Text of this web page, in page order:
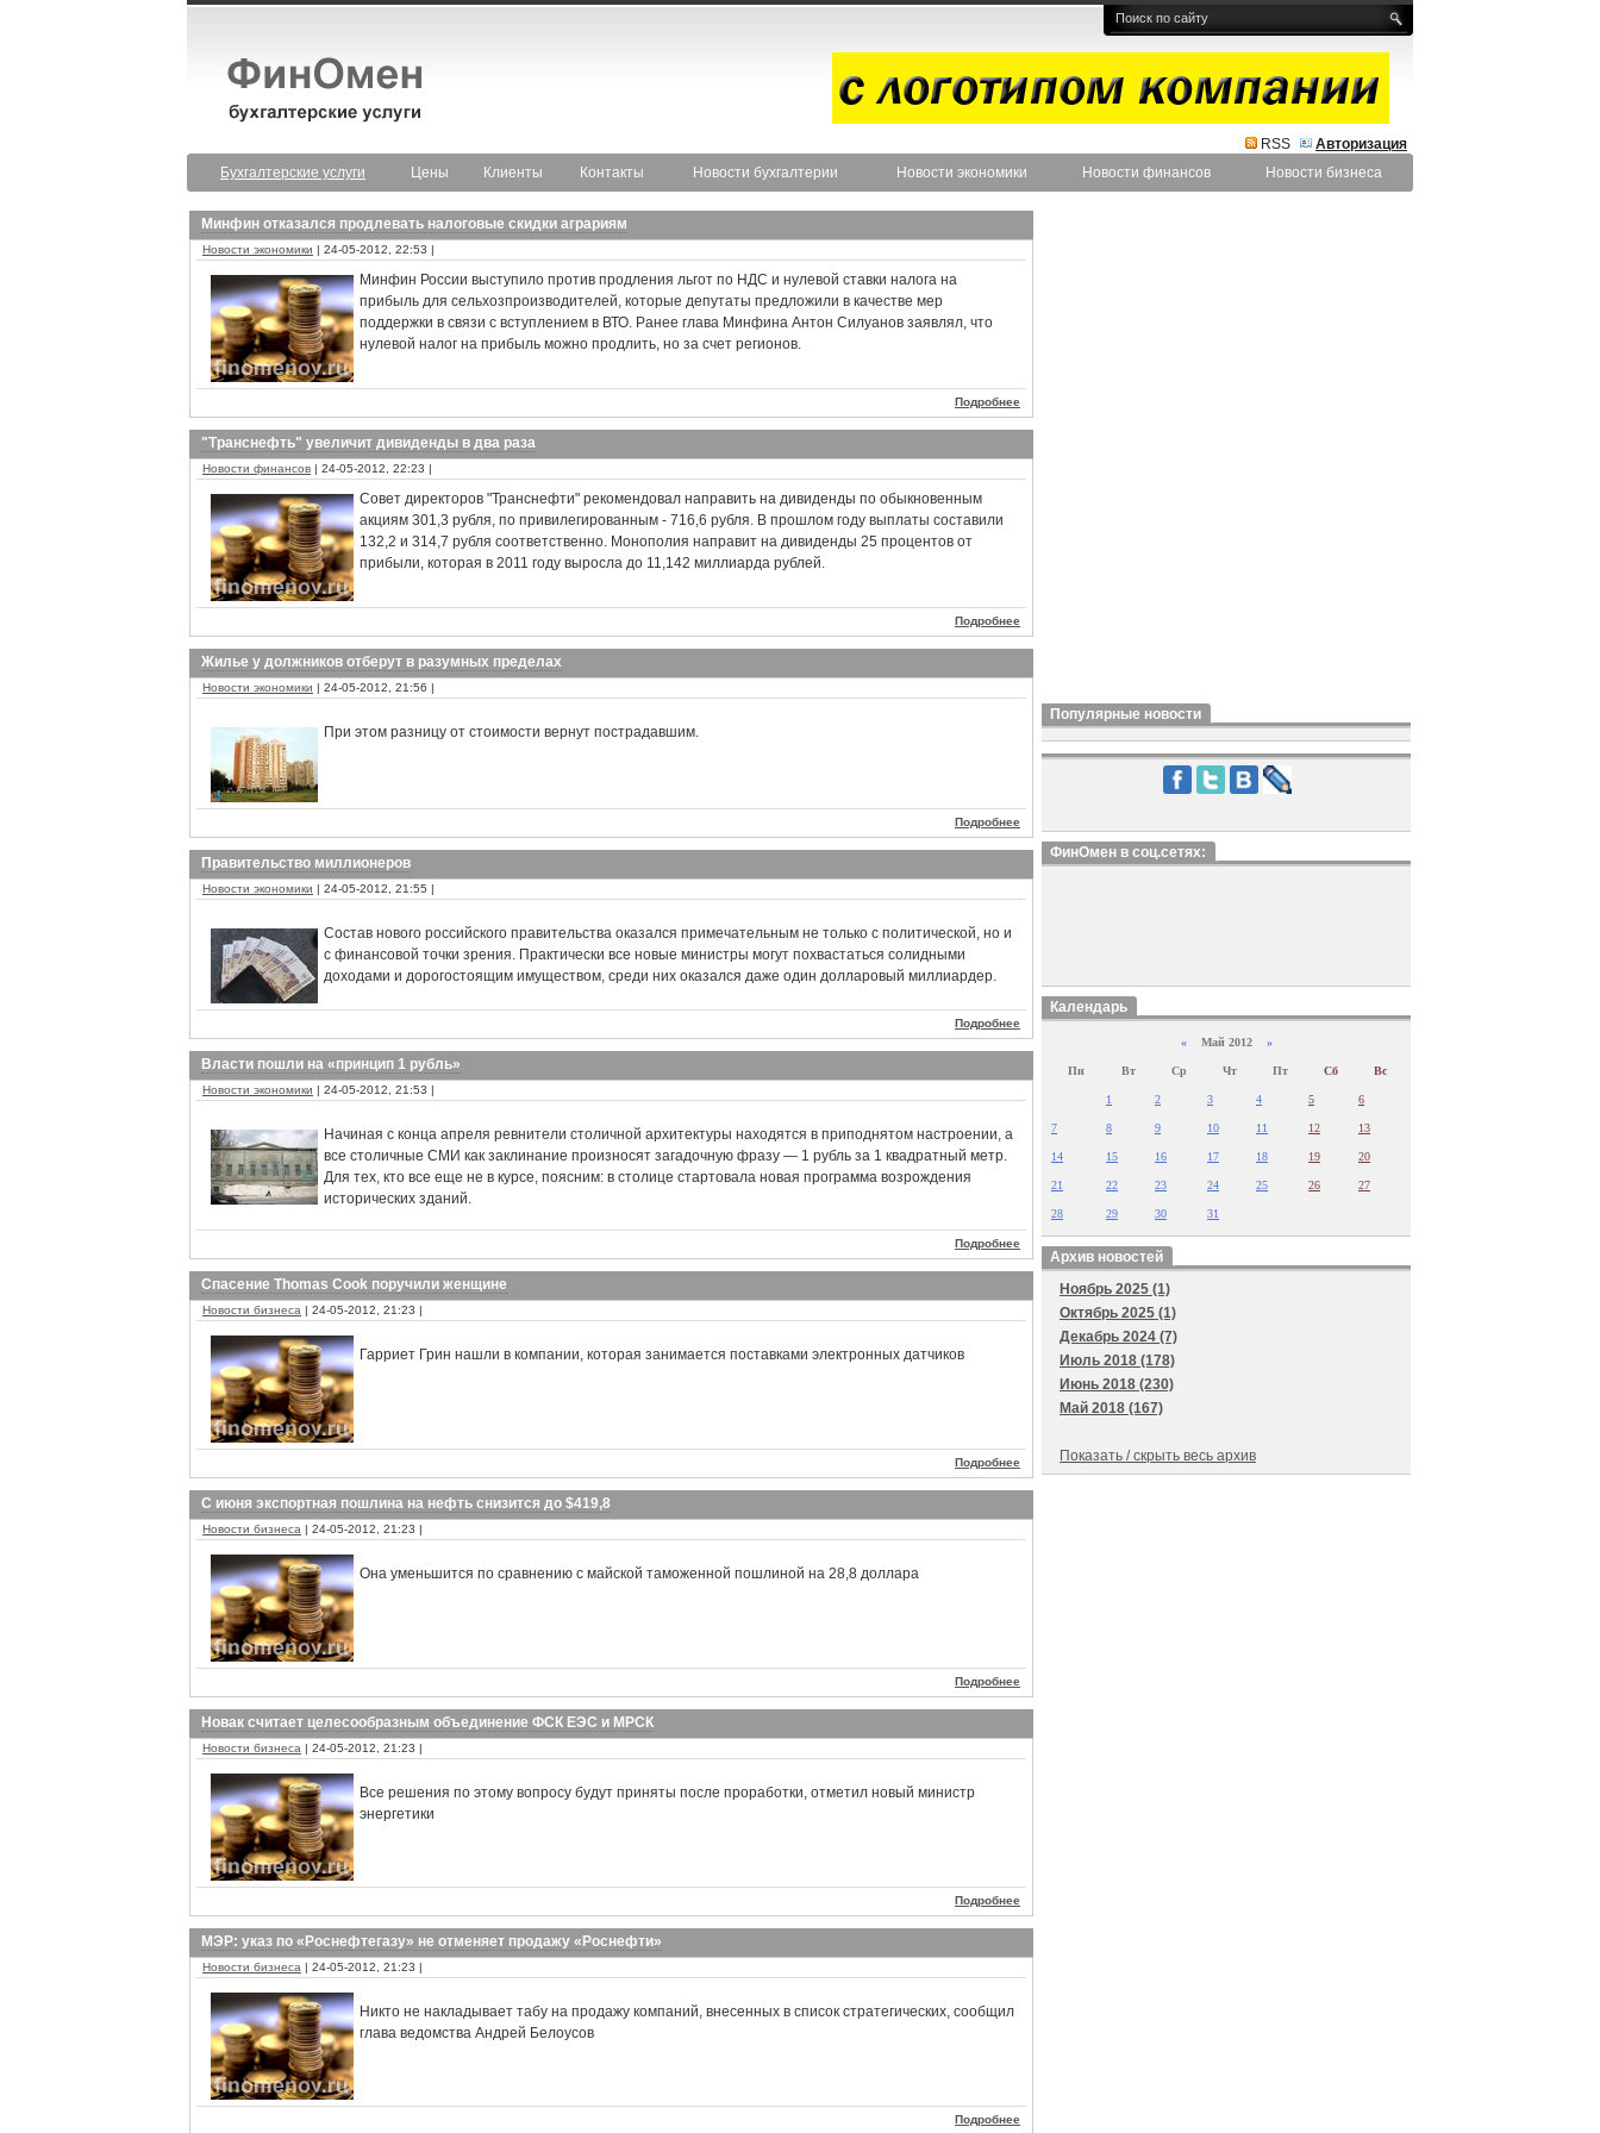
RSS
Авторизация
Бухгалтерские услуги
Цены Клиенты Контакты Новости бухгалтерии Новости экономики Новости финансов Новости бизнеса
Минфин отказался продлевать налоговые скидки аграриям
Новости экономики | 24-05-2012, 22:53 |
Минфин России выступило против продления льгот по НДС и нулевой ставки налога на
прибыль для сельхозпроизводителей, которые депутаты предложили в качестве мер
поддержки в связи с вступлением в ВТО. Ранее глава Минфина Антон Силуанов заявлял, что
нулевой налог на прибыль можно продлить, но за счет регионов.
Подробнее
"Транснефть" увеличит дивиденды в два раза
Новости финансов | 24-05-2012, 22:23 |
Совет директоров "Транснефти" рекомендовал направить на дивиденды по обыкновенным
акциям 301,3 рубля, по привилегированным - 716,6 рубля. В прошлом году выплаты составили
132,2 и 314,7 рубля соответственно. Монополия направит на дивиденды 25 процентов от
прибыли, которая в 2011 году выросла до 11,142 миллиарда рублей.
Подробнее
Жилье у должников отберут в разумных пределах
Новости экономики | 24-05-2012, 21:56 |
При этом разницу от стоимости вернут пострадавшим.
Подробнее
Правительство миллионеров
Новости экономики | 24-05-2012, 21:55 |
Состав нового российского правительства оказался примечательным не только с политической, но и
с финансовой точки зрения. Практически все новые министры могут похвастаться солидными
доходами и дорогостоящим имуществом, среди них оказался даже один долларовый миллиардер.
Подробнее
Власти пошли на «принцип 1 рубль»
Новости экономики | 24-05-2012, 21:53 |
Начиная с конца апреля ревнители столичной архитектуры находятся в приподнятом настроении, а
все столичные СМИ как заклинание произносят загадочную фразу — 1 рубль за 1 квадратный метр.
Для тех, кто все еще не в курсе, поясним: в столице стартовала новая программа возрождения
исторических зданий.
Подробнее
Спасение Thomas Cook поручили женщине
Новости бизнеса | 24-05-2012, 21:23 |
Гарриет Грин нашли в компании, которая занимается поставками электронных датчиков
Подробнее
С июня экспортная пошлина на нефть снизится до $419,8
Новости бизнеса | 24-05-2012, 21:23 |
Она уменьшится по сравнению с майской таможенной пошлиной на 28,8 доллара
Подробнее
Новак считает целесообразным объединение ФСК ЕЭС и МРСК
Новости бизнеса | 24-05-2012, 21:23 |
Все решения по этому вопросу будут приняты после проработки, отметил новый министр
энергетики
Подробнее
МЭР: указ по «Роснефтегазу» не отменяет продажу «Роснефти»
Новости бизнеса | 24-05-2012, 21:23 |
Никто не накладывает табу на продажу компаний, внесенных в список стратегических, сообщил
глава ведомства Андрей Белоусов
Подробнее
Популярные новости
ФинОмен в соц.сетях:
Календарь
«Май 2012 »
Пн Вт Ср Чт Пт Сб Вс
1 2 3 4 5 6
7 8 9 10 11 12 13
14 15 16 17 18 19 20
21 22 23 24 25 26 27
28 29 30 31
Архив новостей
Ноябрь 2025 (1)
Октябрь 2025 (1)
Декабрь 2024 (7)
Июль 2018 (178)
Июнь 2018 (230)
Май 2018 (167)
Показать / скрыть весь архив